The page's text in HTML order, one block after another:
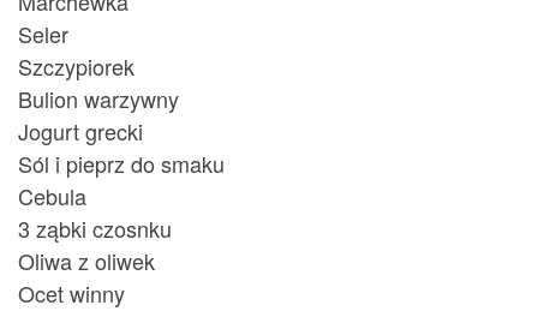
Seler
Szczypiorek
Bulion warzywny
Jogurt grecki
Sól i pieprz do smaku
Cebula
3 ząbki czosnku
Oliwa z oliwek
Ocet winny